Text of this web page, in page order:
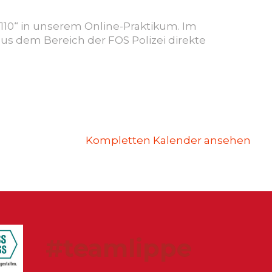
in unserem Online-Praktikum. Im
dem Bereich der FOS Polizei direkte
Kompletten Kalender ansehen
#teamlippe